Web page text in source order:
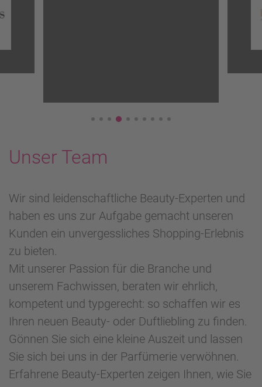
Unser Team
Wir sind leidenschaftliche Beauty-Experten und
haben es uns zur Aufgabe gemacht unseren
Kunden ein unvergessliches Shopping-Erlebnis
zu bieten.
Mit unserer Passion für die Branche und
unserem Fachwissen, beraten wir ehrlich,
kompetent und typgerecht: so schaffen wir es
Ihren neuen Beauty- oder Duftliebling zu finden.
Gönnen Sie sich eine kleine Auszeit und lassen
Sie sich bei uns in der Parfümerie verwöhnen.
Erfahrene Beauty-Experten zeigen Ihnen, wie Sie